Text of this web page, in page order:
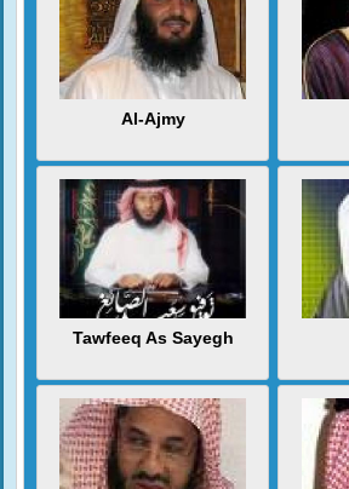
Al-Ajmy
Tawfeeq As Sayegh